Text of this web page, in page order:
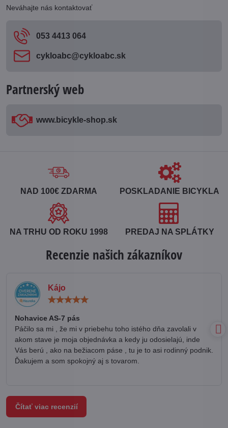
Neváhajte nás kontaktovať
053 4413 064
cykloabc​@cykloabc​.sk
Partnerský web
www​.bicykle-shop​.sk
NAD 100€ ZDARMA POSKLADANIE BICYKLA
NA TRHU OD ROKU 1998 PREDAJ NA SPLÁTKY
Recenzie našich zákazníkov
Kájo
Nohavice AS-7 pás
Páčilo sa mi , že mi v priebehu toho istého dňa zavolali v
akom stave je moja objednávka a kedy ju odosielajú, inde
Vás berú , ako na bežiacom páse , tu je to asi rodinný podnik.
Ďakujem a som spokojný aj s tovarom.
Čítať viac recenzií